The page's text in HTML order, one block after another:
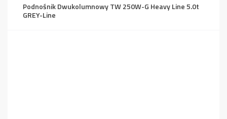
Podnośnik Dwukolumnowy TW 250W-G Heavy Line 5.0t
GREY-Line